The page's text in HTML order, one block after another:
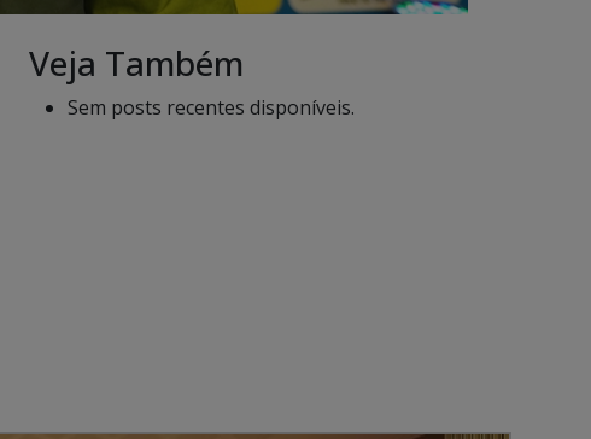
Veja Também
Sem posts recentes disponíveis.